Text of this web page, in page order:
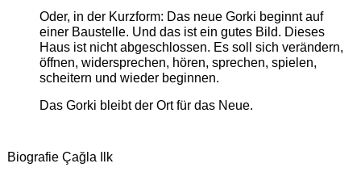
Oder, in der Kurzform: Das neue Gorki beginnt auf
einer Baustelle. Und das ist ein gutes Bild. Dieses
Haus ist nicht abgeschlossen. Es soll sich verändern,
öffnen, widersprechen, hören, sprechen, spielen,
scheitern und wieder beginnen.
Das Gorki bleibt der Ort für das Neue.
Biografie Çağla Ilk